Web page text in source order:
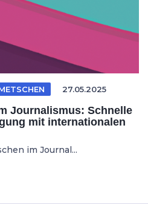
27.05.2025
Journalismus: Schnelle
mit internationalen
im Journal...